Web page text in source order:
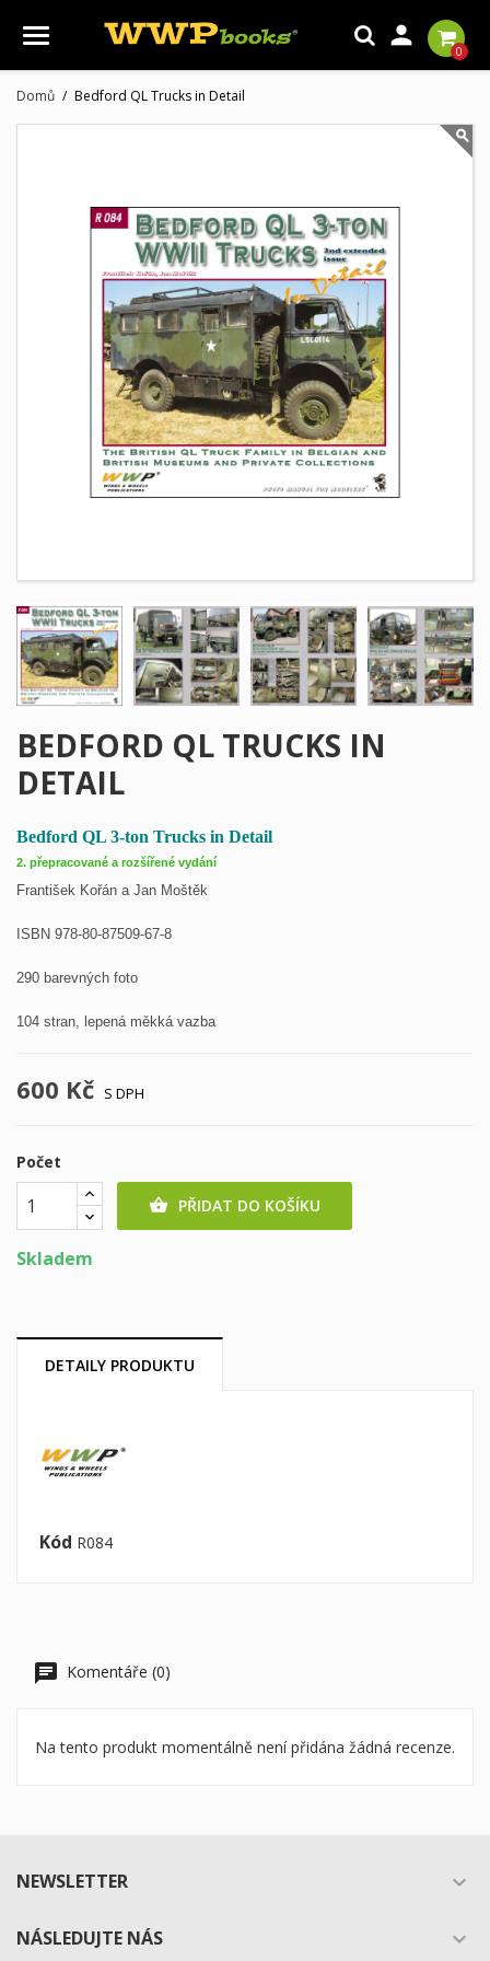

0
Domů Bedford QL Trucks in Detail
BEDFORD QL TRUCKS IN
DETAIL
Bedford QL 3-ton Trucks in Detail
2. přepracované a rozšířené vydání
František Kořán a Jan Moštěk
ISBN 978-80-87509-67-8
290 barevných foto
104 stran, lepená měkká vazba
600 Kč S DPH
Počet
 PŘIDAT DO KOŠÍKU
Skladem
DETAILY PRODUKTU
Kód R084
Komentáře (0)
Na tento produkt momentálně není přidána žádná recenze.
NEWSLETTER 
NÁSLEDUJTE NÁS 